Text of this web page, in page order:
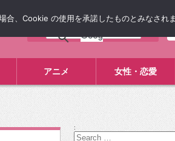
アニメ 女性・恋愛
:
、Cookie の使用を承諾したものとみなされま